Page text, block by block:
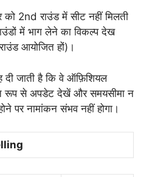
को 2nd राउंड में सीट नहीं मिलती
में भाग लेने का विकल्प देख
आयोजित हों)।
दी जाती है कि वे ऑफ़िशियल
रूप से अपडेट देखें और समयसीमा न
पर नामांकन संभव नहीं होगा।